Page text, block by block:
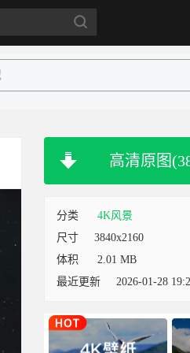
高清原图
分类
4K风景
尺寸
3840x2160
体积
2.01 MB
最近更新
2026-01-28